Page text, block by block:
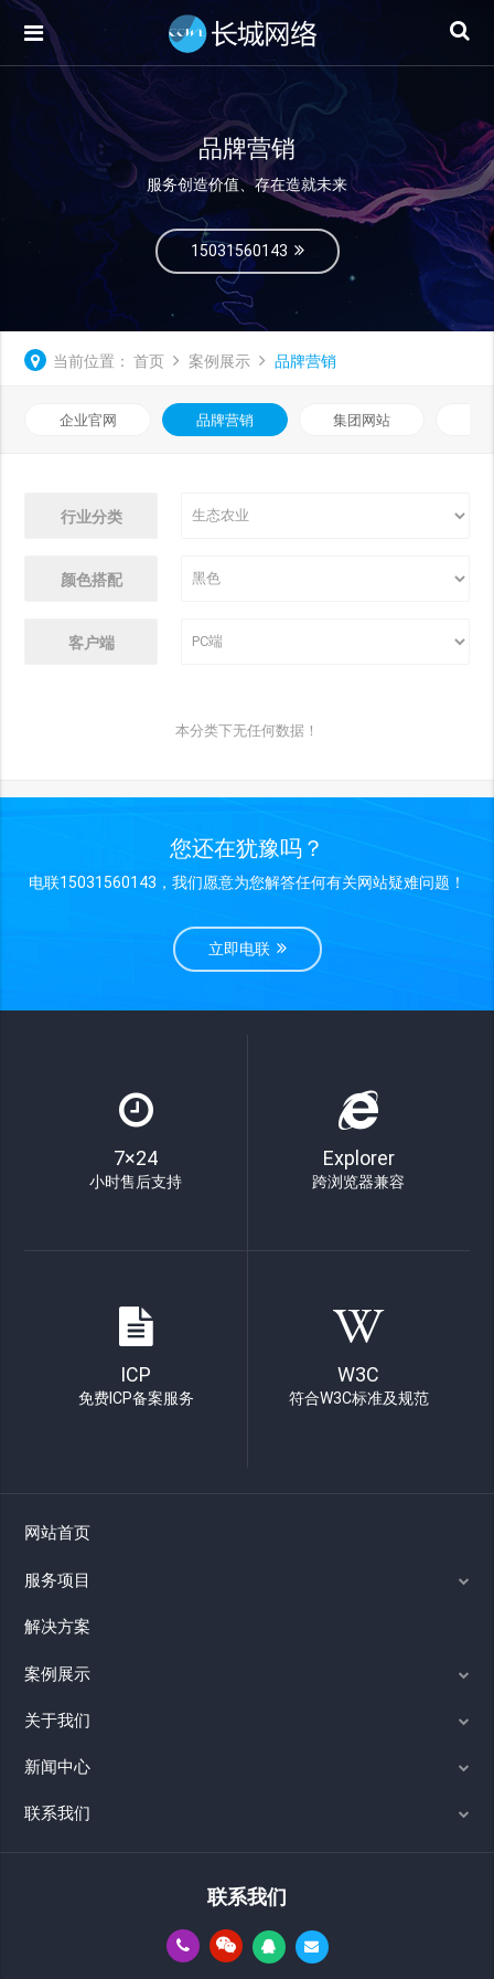
品牌营销
服务创造价值、存在造就未来
15031560143
当前位置： 首页 案例展示 品牌营销
企业官网 品牌营销 集团网站
行业分类
颜色搭配
客户端
本分类下无任何数据！
您还在犹豫吗？
电联15031560143，我们愿意为您解答任何有关网站疑难问题！
立即电联
7×24
小时售后支持
Explorer
跨浏览器兼容
ICP
免费ICP备案服务
W3C
符合W3C标准及规范
网站首页
服务项目
解决方案
案例展示
关于我们
新闻中心
联系我们
联系我们